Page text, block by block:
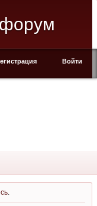
форум
Войти